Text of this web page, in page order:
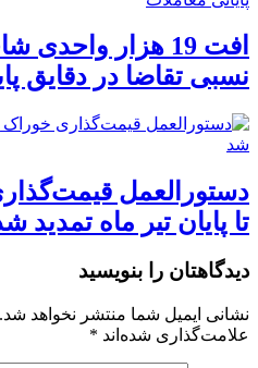
افت 19 هزار
نسبی تقاضا در دقایق
دستورالعمل
تا پایان تیر ماه تمدید
دیدگاهتان را بنویسید
نشانی ایمیل شما منتشر نخواهد شد.
علامت‌گذاری شده‌اند *